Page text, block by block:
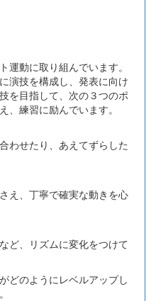
動に取り組んでいます。
演技を構成し、発表に向け
を目指して、次の３つのポ
、練習に励んでいます。
わせたり、あえてずらした
え、丁寧で確実な動きを心
ど、リズムに変化をつけて
どのようにレベルアップし